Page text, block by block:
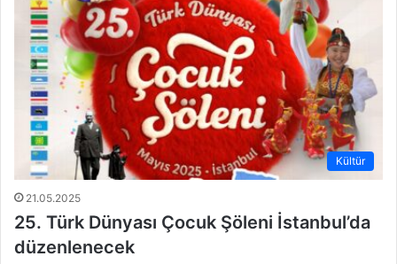
Kültür
21.05.2025
25. Türk Dünyası Çocuk Şöleni İstanbul’da
düzenlenecek